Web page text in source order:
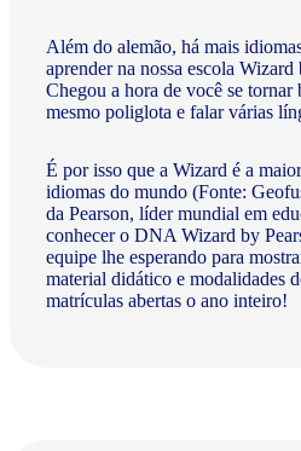
Além do alemão, há mais
aprender na nossa escola Wizard
Chegou a hora de você se tornar
mesmo poliglota e falar várias
É por isso que a Wizard é a
idiomas do mundo (Fonte:
da Pearson, líder mundial em
conhecer o DNA Wizard by
equipe lhe esperando para
material didático e modalidades
matrículas abertas o ano inteiro!